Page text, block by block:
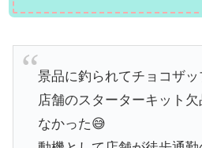
景品に釣られてチョコザッ
店舗のスターターキット
なかった😅